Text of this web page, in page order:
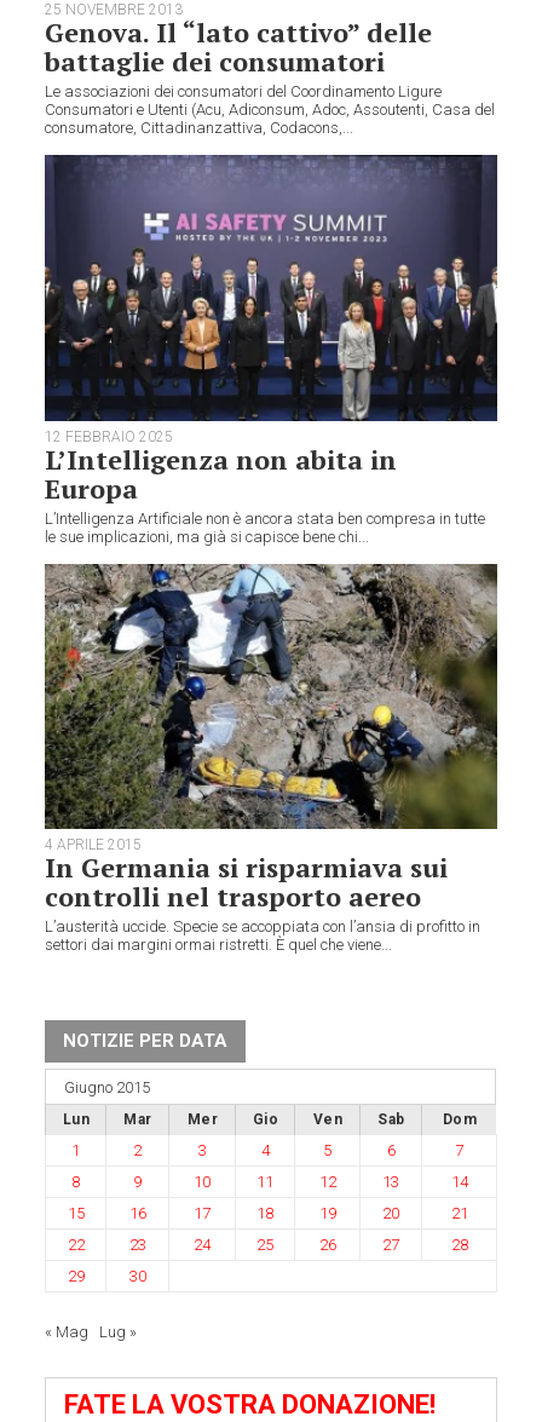
25 NOVEMBRE 2013
Genova. Il “lato cattivo” delle
battaglie dei consumatori
Le associazioni dei consumatori del Coordinamento Ligure
Consumatori e Utenti (Acu, Adiconsum, Adoc, Assoutenti, Casa del
consumatore, Cittadinanzattiva, Codacons,...
12 FEBBRAIO 2025
L’Intelligenza non abita in
Europa
L’Intelligenza Artificiale non è ancora stata ben compresa in tutte
le sue implicazioni, ma già si capisce bene chi...
4 APRILE 2015
In Germania si risparmiava sui
controlli nel trasporto aereo
L’austerità uccide. Specie se accoppiata con l’ansia di profitto in
settori dai margini ormai ristretti. È quel che viene...
NOTIZIE PER DATA
Giugno 2015
Lun Mar Mer Gio Ven Sab Dom
1 2 3 4 5 6
7
8
9 10 11 12 13
14
15
16 17 18 19 20
21
22
23 24 25 26 27
28
29
30
« Mag Lug »
FATE LA VOSTRA DONAZIONE!